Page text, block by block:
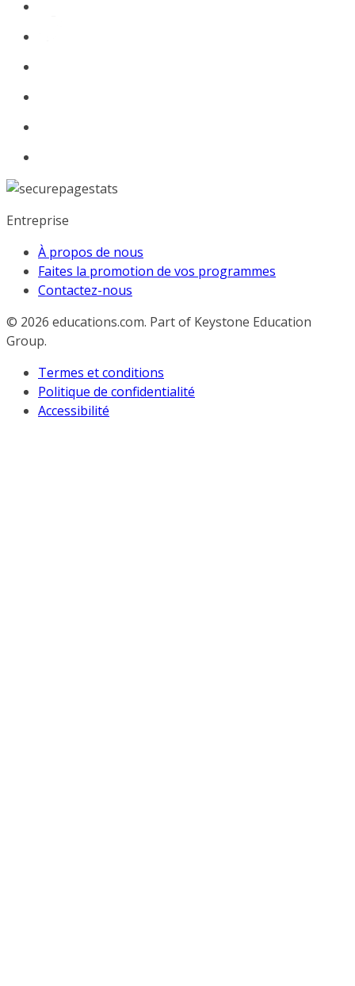
Entreprise
À propos de nous
Faites la promotion de vos programmes
Contactez-nous
© 2026 educations.com. Part of Keystone Education
Group.
Termes et conditions
Politique de confidentialité
Accessibilité